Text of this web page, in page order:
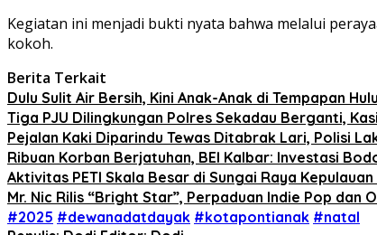
Kegiatan ini menjadi bukti nyata bahwa melalui
kokoh.
Berita Terkait
Dulu Sulit Air Bersih, Kini Anak-Anak di Tempapan
Tiga PJU Dilingkungan Polres Sekadau Berganti,
Pejalan Kaki Diparindu Tewas Ditabrak Lari, Polisi
Ribuan Korban Berjatuhan, BEI Kalbar: Investasi
Aktivitas PETI Skala Besar di Sungai Raya
Mr. Nic Rilis “Bright Star”, Perpaduan Indie Pop dan
#2025 #dewanadatdayak #kotapontianak #natal